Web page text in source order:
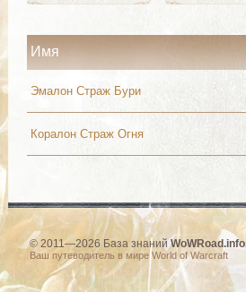
Имя
Эмалон Страж Бури
Коралон Страж Огня
© 2011—2026 База знанийWoWRoad.info
Ваш путеводитель в мире World of Warcraft